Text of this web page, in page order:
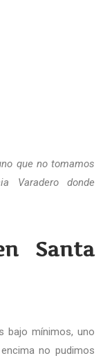
que no tomamos
Varadero donde
Santa
bajo mínimos, uno
no pudimos